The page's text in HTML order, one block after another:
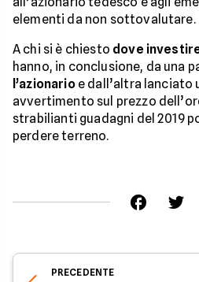
elementi da non sottovalutare.
A chi si è chiesto dove
hanno, in conclusione, da una
l’azionarioe dall’altra lanciato
avvertimento sul prezzo
strabilianti guadagni del 2019
perdere terreno.
PRECEDENTE